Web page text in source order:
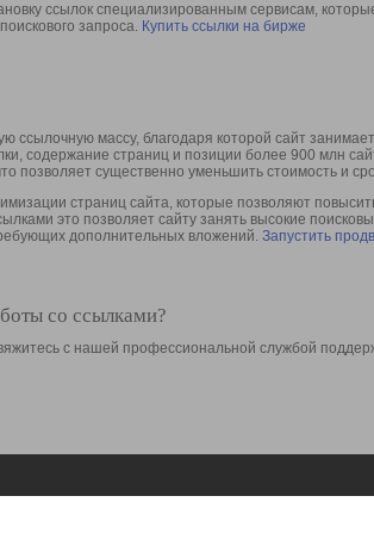
ссылок специализированным сервисам,
запроса. Купить ссылки на бирже
ссылочную массу, благодаря которой сайт
содержание страниц и позиции более 900 млн
позволяет существенно уменьшить стоимость и
страниц сайта, которые позволяют
это позволяет сайту занять высокие
дополнительных вложений. Запустить
со ссылками?
с нашей профессиональной службой